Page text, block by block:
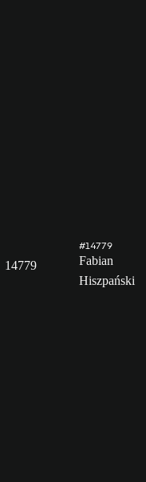
14779
#14779
Fabian
Hiszpański